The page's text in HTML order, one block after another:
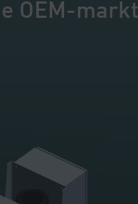
OEM-markt